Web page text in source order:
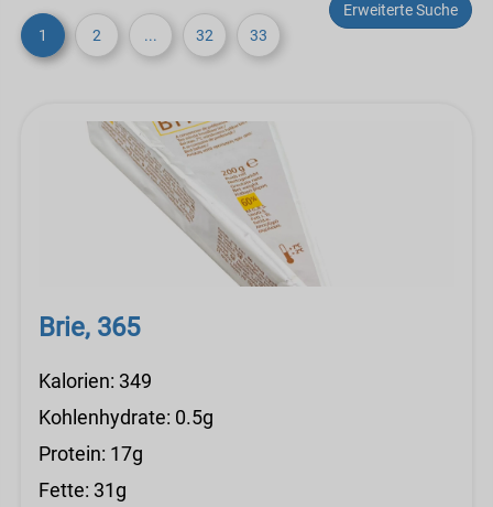
Erweiterte Suche
1
2 ... 32 33
Brie, 365
Kalorien: 349
Kohlenhydrate: 0.5g
Protein: 17g
Fette: 31g